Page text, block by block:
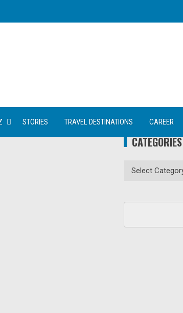
STORIES TRAVEL DESTINATIONS CAREER
CATEGORIES
Categories